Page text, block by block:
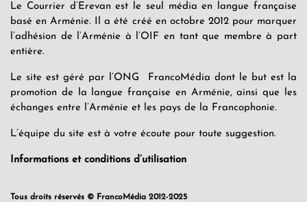
Le Courrier d’Erevan est le seul média en langue française
basé en Arménie. Il a été créé en octobre 2012 pour marquer
l’adhésion de l’Arménie à l’OIF en tant que membre à part
entière.
Le site est géré par l’ONG FrancoMédia dont le but est la
promotion de la langue française en Arménie, ainsi que les
échanges entre l’Arménie et les pays de la Francophonie.
L’équipe du site est à votre écoute pour toute suggestion.
Informations et conditions d’utilisation
Tous droits réservés © FrancoMédia 2012-2025